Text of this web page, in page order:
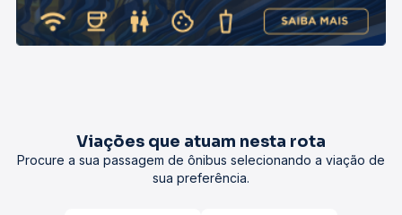
Viações que atuam nesta rota
Procure a sua passagem de ônibus selecionando a viação de
sua preferência.